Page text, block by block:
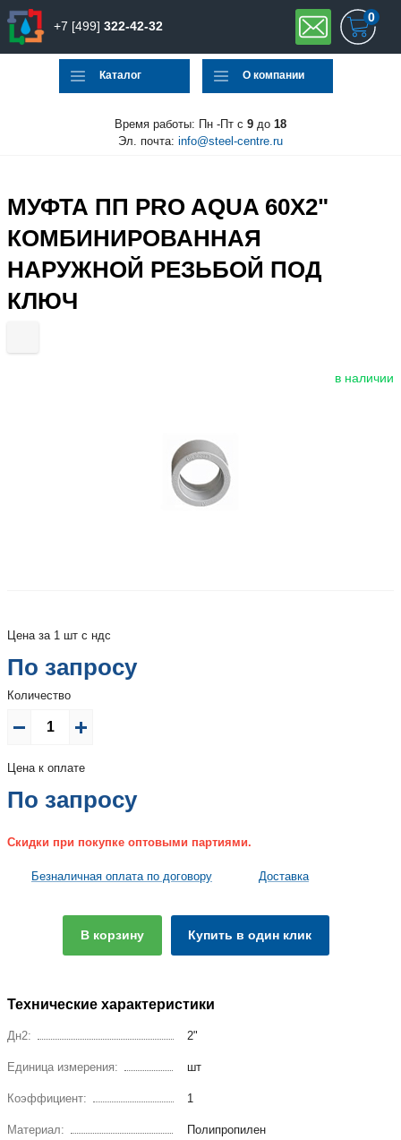
+7 [499] 322-42-32
0
Каталог О компании
Время работы: Пн -Пт с 9 до 18
Эл. почта: info@steel-centre.ru
МУФТА ПП PRO AQUA 60X2"
КОМБИНИРОВАННАЯ
НАРУЖНОЙ РЕЗЬБОЙ ПОД
КЛЮЧ
в наличии
Цена за 1 шт с ндс
По запросу
Количество
Цена к оплате
По запросу
Скидки при покупке оптовыми партиями.
Безналичная оплата по договору Доставка
В корзину Купить в один клик
Технические характеристики
Дн2: 2"
Единица измерения: шт
Коэффициент: 1
Материал: Полипропилен